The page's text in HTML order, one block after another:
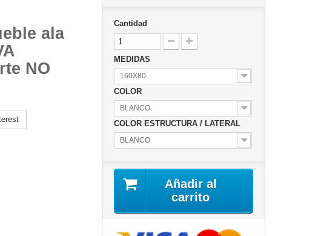
ala
NO
Cantidad
MEDIDAS
160X80
COLOR
BLANCO
COLOR ESTRUCTURA / LATERAL
BLANCO
Añadir al
carrito